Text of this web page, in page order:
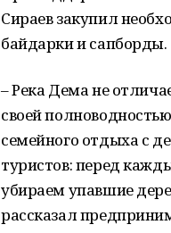
Сираев закупил
байдарки и сапборды.
– Река Дема не
своей
семейного отдыха с
туристов: перед
убираем упавшие
рассказал